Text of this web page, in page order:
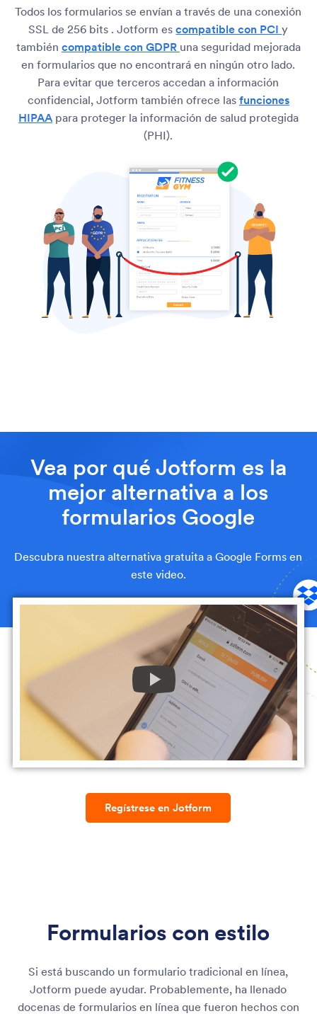
Todos los formularios se envían a través de una conexión
SSL de 256 bits . Jotform escompatible con PCIy
también compatible con GDPR una seguridad mejorada
en formularios que no encontrará en ningún otro lado.
Para evitar que terceros accedan a información
confidencial, Jotform también ofrece lasfunciones
HIPAApara proteger la información de salud protegida
(PHI).
Vea por qué Jotform es la
mejor alternativa a los
formularios Google
Descubra nuestra alternativa gratuita a Google Forms en
este video.
Regístrese en Jotform
Formularios con estilo
Si está buscando un formulario tradicional en línea,
Jotform puede ayudar. Probablemente, ha llenado
docenas de formularios en línea que fueron hechos con